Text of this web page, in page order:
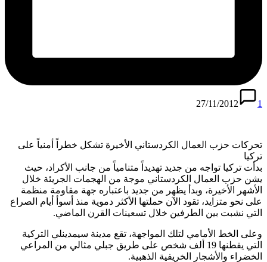
27/11/2012 1
تحركات حزب العمال الكردستاني الأخيرة تشكل خطراً أمنياً على
تركيا
بدأت تركيا تواجه من جديد تهديداً متنامياً من جانب الأكراد، حيث
يشن حزب العمال الكردستاني موجة من الهجمات الجريئة خلال
الأشهر الأخيرة، وبدأ يظهر من جديد باعتباره جهة مقاومة منظمة
على نحو متزايد، تقود الآن حملتها الأكثر دموية منذ أسوأ أيام الصراع
التي نشبت بين الطرفين خلال تسعينات القرن الماضي.
وعلى الخط الأمامي لتلك المواجهة، تقع مدينة سيمدينلي التركية
التي يقطنها 19 ألف شخص على طريق جبلي مثالي من المراعي
الخضراء والأشجار الخريفية الذهبية.